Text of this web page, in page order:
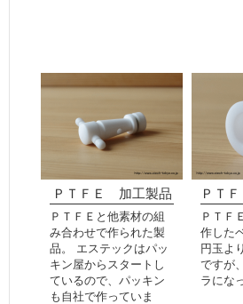
ＰＴＦＥ 加工製品
ＰＴＦＥと他素材の組
み合わせで作られた製
品。 エステックはパッ
キン屋からスタートし
ているので、パッキン
も自社で作っていま
ＰＴＦ
作した
円玉よ
ですが
ラにな